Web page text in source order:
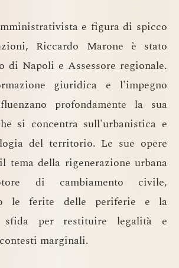
e figura di spicco
Riccardo Marone è stato
di Napoli e Assessore regionale.
giuridica e l'impegno
profondamente la sua
si concentra sull'urbanistica e
del territorio. Le sue opere
tema della rigenerazione urbana
di cambiamento civile,
le ferite delle periferie e la
sfida per restituire legalità e
marginali.